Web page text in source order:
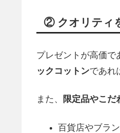
② クオリティ
プレゼントが高価で
ックコットンであれ
また、 限定品やこだ
百貨店やブラ